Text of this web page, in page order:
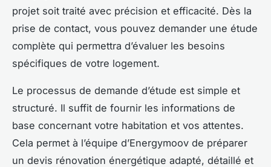
projet soit traité avec précision et efficacité. Dès la
prise de contact, vous pouvez demander une étude
complète qui permettra d’évaluer les besoins
spécifiques de votre logement.
Le processus de demande d’étude est simple et
structuré. Il suffit de fournir les informations de
base concernant votre habitation et vos attentes.
Cela permet à l’équipe d’Energymoov de préparer
un devis rénovation énergétique adapté, détaillé et